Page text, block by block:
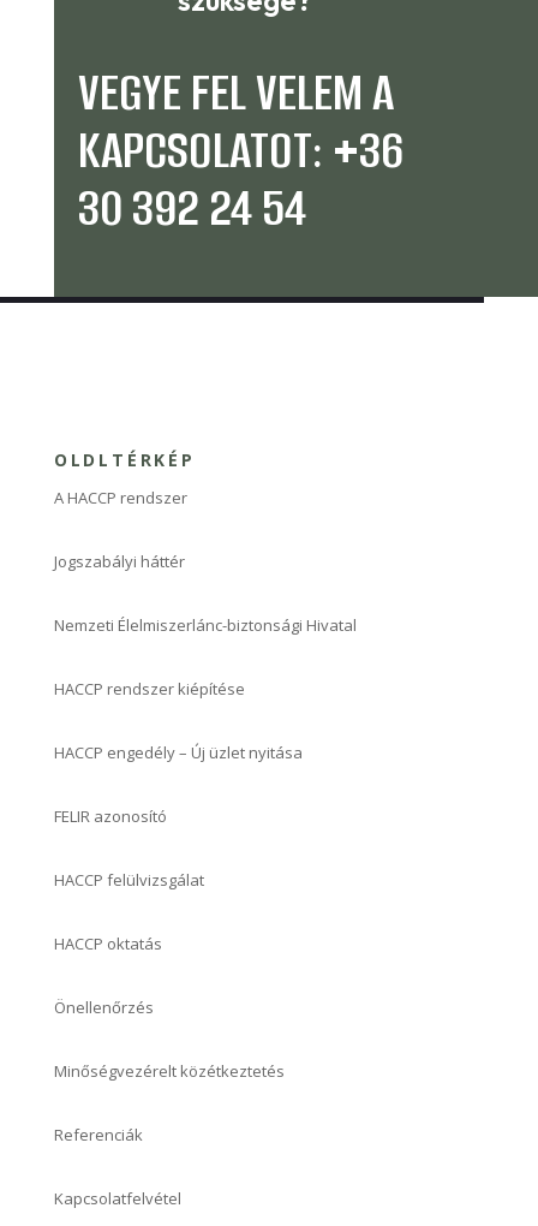
VEGYE FEL VELEM A
KAPCSOLATOT: +36
30 392 24 54
OLDLTÉRKÉP
A HACCP rendszer
Jogszabályi háttér
Nemzeti Élelmiszerlánc-biztonsági Hivatal
HACCP rendszer kiépítése
HACCP engedély – Új üzlet nyitása
FELIR azonosító
HACCP felülvizsgálat
HACCP oktatás
Önellenőrzés
Minőségvezérelt közétkeztetés
Referenciák
Kapcsolatfelvétel